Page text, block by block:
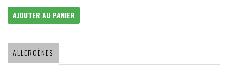
AJOUTER AU PANIER
ALLERGÈNES